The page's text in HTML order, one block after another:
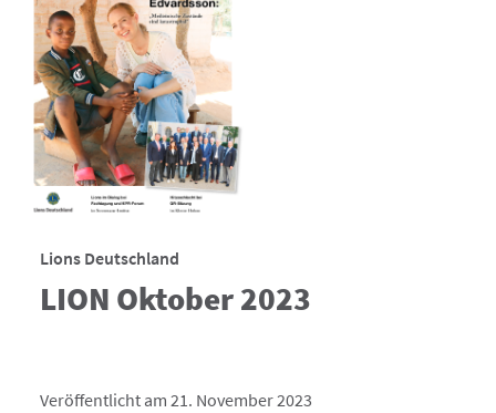
Lions Deutschland
LION Oktober 2023
Veröffentlicht am 21. November 2023